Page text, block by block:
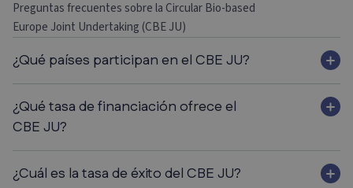
Preguntas frecuentes sobre la Circular Bio-based
Europe Joint Undertaking (CBE JU)
¿Qué países participan en el CBE JU?
¿Qué tasa de financiación ofrece el
CBE JU?
¿Cuál es la tasa de éxito del CBE JU?